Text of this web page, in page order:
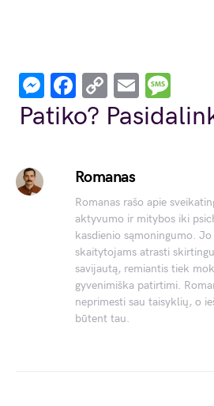
Messenger
Facebook
Copy
Link
Email
Patiko?
Romanas
Romanas rašo apie
aktyvumo ir mitybos iki
kasdienio sąmoningumo.
skaitytojams atrasti
savijautą, remiantis tiek
gyvenimiška patirtimi.
neprimesti sau taisyklių, o
būtent tau.